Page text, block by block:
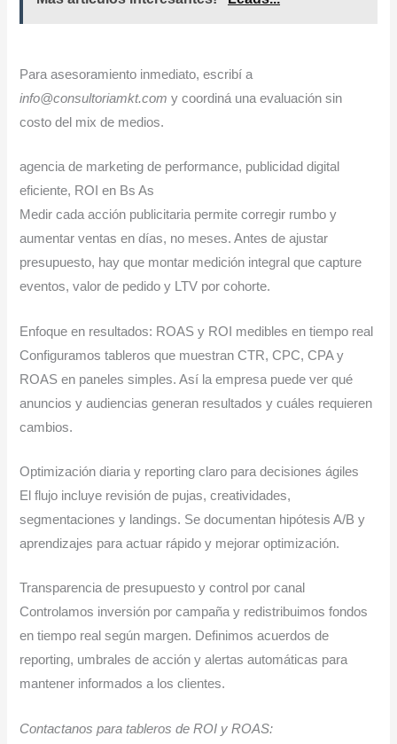
Para asesoramiento inmediato, escribí a
info@consultoriamkt.com y coordiná una evaluación sin
costo del mix de medios.
agencia de marketing de performance, publicidad digital
eficiente, ROI en Bs As
Medir cada acción publicitaria permite corregir rumbo y
aumentar ventas en días, no meses. Antes de ajustar
presupuesto, hay que montar medición integral que capture
eventos, valor de pedido y LTV por cohorte.
Enfoque en resultados: ROAS y ROI medibles en tiempo real
Configuramos tableros que muestran CTR, CPC, CPA y
ROAS en paneles simples. Así la empresa puede ver qué
anuncios y audiencias generan resultados y cuáles requieren
cambios.
Optimización diaria y reporting claro para decisiones ágiles
El flujo incluye revisión de pujas, creatividades,
segmentaciones y landings. Se documentan hipótesis A/B y
aprendizajes para actuar rápido y mejorar optimización.
Transparencia de presupuesto y control por canal
Controlamos inversión por campaña y redistribuimos fondos
en tiempo real según margen. Definimos acuerdos de
reporting, umbrales de acción y alertas automáticas para
mantener informados a los clientes.
Contactanos para tableros de ROI y ROAS: